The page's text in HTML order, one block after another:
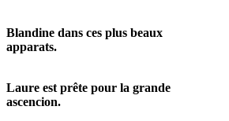
Blandine dans ces plus beaux
apparats.
Laure est prête pour la grande
ascencion.